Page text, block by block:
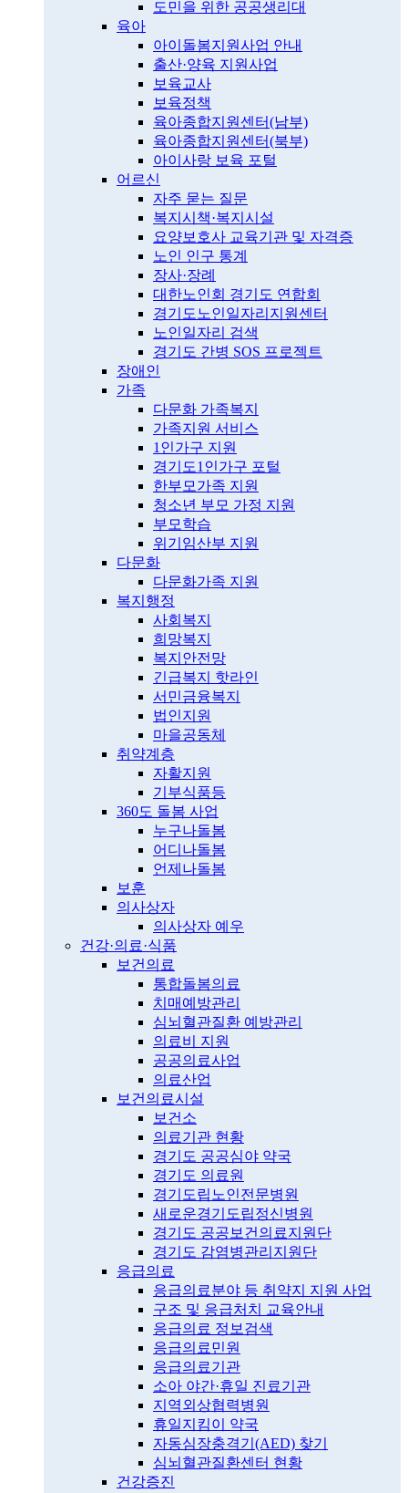
도민을 위한 공공생리대
육아
아이돌봄지원사업 안내
출산·양육 지원사업
보육교사
보육정책
육아종합지원센터(남부)
육아종합지원센터(북부)
아이사랑 보육 포털
어르신
자주 묻는 질문
복지시책·복지시설
요양보호사 교육기관 및 자격증
노인 인구 통계
장사·장례
대한노인회 경기도 연합회
경기도노인일자리지원센터
노인일자리 검색
경기도 간병 SOS 프로젝트
장애인
가족
다문화 가족복지
가족지원 서비스
1인가구 지원
경기도1인가구 포털
한부모가족 지원
청소년 부모 가정 지원
부모학습
위기임산부 지원
다문화
다문화가족 지원
복지행정
사회복지
희망복지
복지안전망
긴급복지 핫라인
서민금융복지
법인지원
마을공동체
취약계층
자활지원
기부식품등
360도 돌봄 사업
누구나돌봄
어디나돌봄
언제나돌봄
보훈
의사상자
의사상자 예우
건강·의료·식품
보건의료
통합돌봄의료
치매예방관리
심뇌혈관질환 예방관리
의료비 지원
공공의료사업
의료산업
보건의료시설
보건소
의료기관 현황
경기도 공공심야 약국
경기도 의료원
경기도립노인전문병원
새로운경기도립정신병원
경기도 공공보건의료지원단
경기도 감염병관리지원단
응급의료
응급의료분야 등 취약지 지원 사업
구조 및 응급처치 교육안내
응급의료 정보검색
응급의료민원
응급의료기관
소아 야간·휴일 진료기관
지역외상협력병원
휴일지킴이 약국
자동심장충격기(AED) 찾기
심뇌혈관질환센터 현황
건강증진